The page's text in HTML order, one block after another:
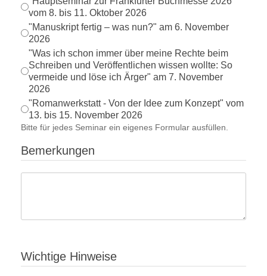
vom 8. bis 11. Oktober 2026
"Manuskript fertig – was nun?" am 6. November
2026
"Was ich schon immer über meine Rechte beim
Schreiben und Veröffentlichen wissen wollte: So
vermeide und löse ich Ärger" am 7. November
2026
"Romanwerkstatt - Von der Idee zum Konzept" vom
13. bis 15. November 2026
Bitte für jedes Seminar ein eigenes Formular ausfüllen.
Bemerkungen
Wichtige Hinweise